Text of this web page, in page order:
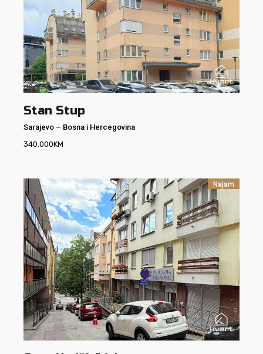
Stan Stup
Sarajevo – Bosna i Hercegovina
340.000KM
Najam